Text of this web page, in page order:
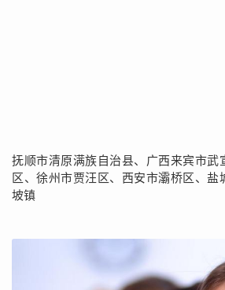
抚顺市清原满族自治县、广西来宾市武
区、徐州市贾汪区、西安市灞桥区、盐
坡镇